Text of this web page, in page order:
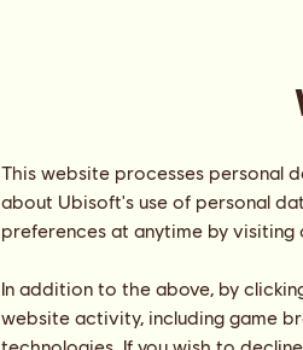
This website processes personal
about Ubisoft's use of personal
preferences at anytime by
In addition to the above, by
website activity, including game